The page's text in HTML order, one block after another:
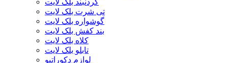
گردنبند بلک لایت
تی شرت بلک لایت
گوشواره بلک لایت
بند کفش بلک لایت
کلاه بلک لایت
تابلو بلک لایت
لوازم دکوراتیو